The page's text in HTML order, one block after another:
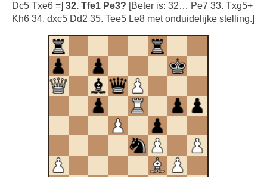
Dc5 Txe6 =] 32. Tfe1 Pe3? [Beter is: 32… Pe7 33. Txg5+
Kh6 34. dxc5 Dd2 35. Tee5 Le8 met onduidelijke stelling.]